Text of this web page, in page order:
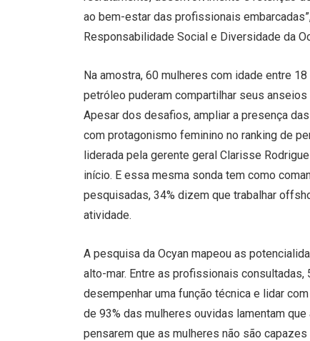
ao bem-estar das profissionais
Responsabilidade Social e Diversidade da
Na amostra, 60 mulheres com idade entre
petróleo puderam compartilhar seus
Apesar dos desafios, ampliar a presença
com protagonismo feminino no ranking de
liderada pela gerente geral Clarisse
início. E essa mesma sonda tem como
pesquisadas, 34% dizem que trabalhar
atividade.
A pesquisa da Ocyan mapeou as
alto-mar. Entre as profissionais
desempenhar uma função técnica e lidar
de 93% das mulheres ouvidas lamentam
pensarem que as mulheres não são